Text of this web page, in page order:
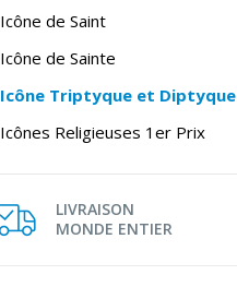
Icône de Saint
Icône de Sainte
Icône Triptyque et Diptyque
Icônes Religieuses 1er Prix
LIVRAISON
MONDE ENTIER